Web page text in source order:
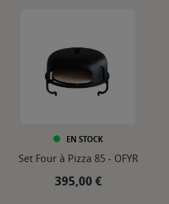
EN STOCK
Set Four à Pizza 85 - OFYR
Prix
395,00 €